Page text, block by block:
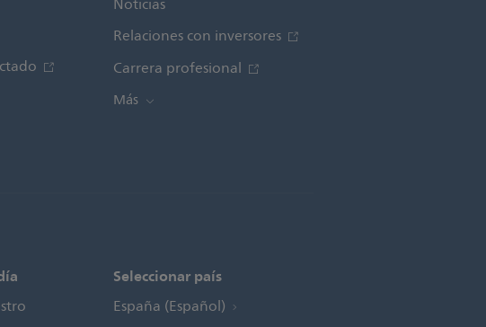
Relaciones con inversores
Carrera profesional
Más
Seleccionar país
España (Español)